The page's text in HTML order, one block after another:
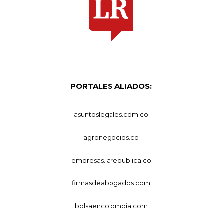
PORTALES ALIADOS:
asuntoslegales.com.co
agronegocios.co
empresas.larepublica.co
firmasdeabogados.com
bolsaencolombia.com